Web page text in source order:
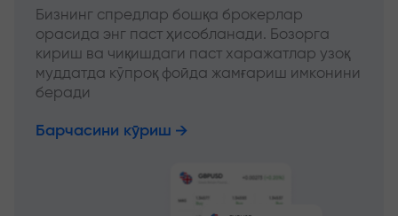
Бизнинг спредлар бошқа брокерлар
орасида энг паст ҳисобланади. Бозорга
кириш ва чиқишдаги паст харажатлар узоқ
муддатда кўпроқ фойда жамғариш имконини
беради
Барчасини кўриш